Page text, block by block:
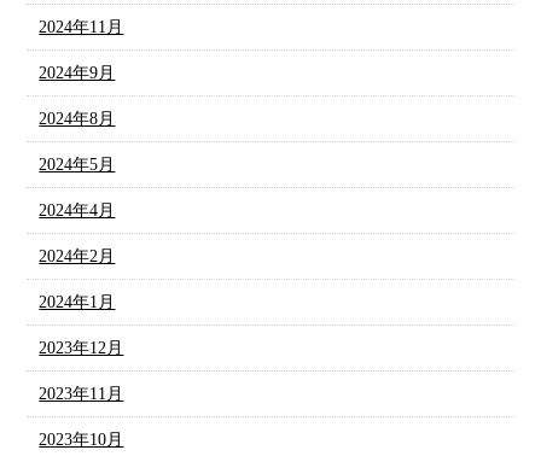
2024年11月
2024年9月
2024年8月
2024年5月
2024年4月
2024年2月
2024年1月
2023年12月
2023年11月
2023年10月